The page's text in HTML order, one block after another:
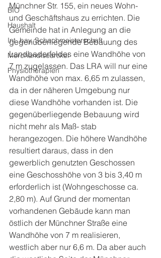
BIO
Haushalt
Int. bay. Schachmeisterschaft
Merchandiseartikel
Physiotherapien
Münchner Str. 155, ein neues Wohn-
und Geschäftshaus zu errichten. Die
Gemeinde hat in Anlegung an die
gegenüberliegende Bebauung des
Landbaderfeldes eine Wandhöhe von
7 m zugelassen. Das LRA will nur eine
Wandhöhe von max. 6,65 m zulassen,
da in der näheren Umgebung nur
diese Wandhöhe vorhanden ist. Die
gegenüberliegende Bebauung wird
nicht mehr als Maß- stab
herangezogen. Die höhere Wandhöhe
resultiert daraus, dass in den
gewerblich genutzten Geschossen
eine Geschosshöhe von 3 bis 3,40 m
erforderlich ist (Wohngeschosse ca.
2,80 m). Auf Grund der momentan
vorhandenen Gebäude kann man
östlich der Münchner Straße eine
Wandhöhe von 7 m realisieren,
westlich aber nur 6,6 m. Da aber auch